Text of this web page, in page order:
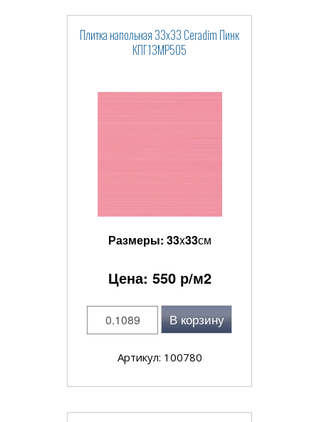
Плитка напольная 33x33 Ceradim Пинк
КПГ13МР505
Размеры: 33x33см
Цена: 550р/м2
В корзину
Артикул: 100780